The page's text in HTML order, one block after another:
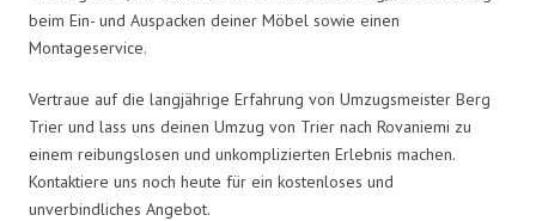
beim Ein- und Auspacken deiner Möbel sowie einen
Montageservice.
Vertraue auf die langjährige Erfahrung von Umzugsmeister Berg
Trier und lass uns deinen Umzug von Trier nach Rovaniemi zu
einem reibungslosen und unkomplizierten Erlebnis machen.
Kontaktiere uns noch heute für ein kostenloses und
unverbindliches Angebot.